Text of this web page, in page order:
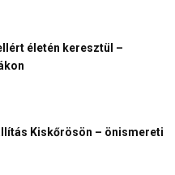
életén keresztül –
Kiskőrösön – önismereti